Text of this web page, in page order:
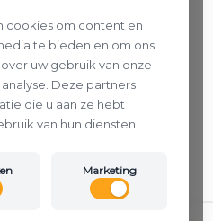
cookies om content en
te bieden en om ons
uw gebruik van onze
Deze partners
die u aan ze hebt
van hun diensten.
Marketing